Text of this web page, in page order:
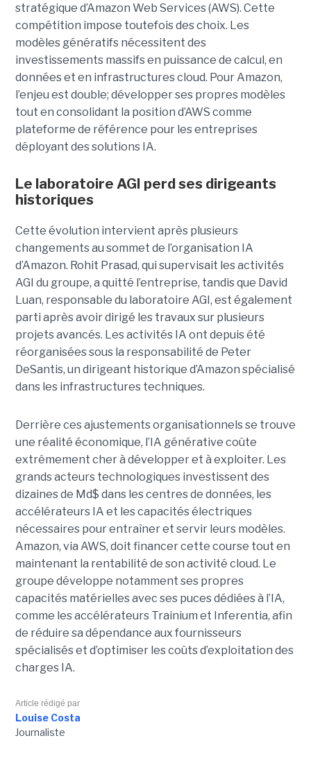
stratégique d’Amazon Web Services (AWS). Cette
compétition impose toutefois des choix. Les
modèles génératifs nécessitent des
investissements massifs en puissance de calcul, en
données et en infrastructures cloud. Pour Amazon,
l’enjeu est double; développer ses propres modèles
tout en consolidant la position d’AWS comme
plateforme de référence pour les entreprises
déployant des solutions IA.
Le laboratoire AGI perd ses dirigeants
historiques
Cette évolution intervient après plusieurs
changements au sommet de l’organisation IA
d’Amazon. Rohit Prasad, qui supervisait les activités
AGI du groupe, a quitté l’entreprise, tandis que David
Luan, responsable du laboratoire AGI, est également
parti après avoir dirigé les travaux sur plusieurs
projets avancés. Les activités IA ont depuis été
réorganisées sous la responsabilité de Peter
DeSantis, un dirigeant historique d’Amazon spécialisé
dans les infrastructures techniques.
Derrière ces ajustements organisationnels se trouve
une réalité économique, l’IA générative coûte
extrêmement cher à développer et à exploiter. Les
grands acteurs technologiques investissent des
dizaines de Md$ dans les centres de données, les
accélérateurs IA et les capacités électriques
nécessaires pour entraîner et servir leurs modèles.
Amazon, via AWS, doit financer cette course tout en
maintenant la rentabilité de son activité cloud. Le
groupe développe notamment ses propres
capacités matérielles avec ses puces dédiées à l’IA,
comme les accélérateurs Trainium et Inferentia, afin
de réduire sa dépendance aux fournisseurs
spécialisés et d’optimiser les coûts d’exploitation des
charges IA.
Article rédigé par
Louise Costa
Journaliste